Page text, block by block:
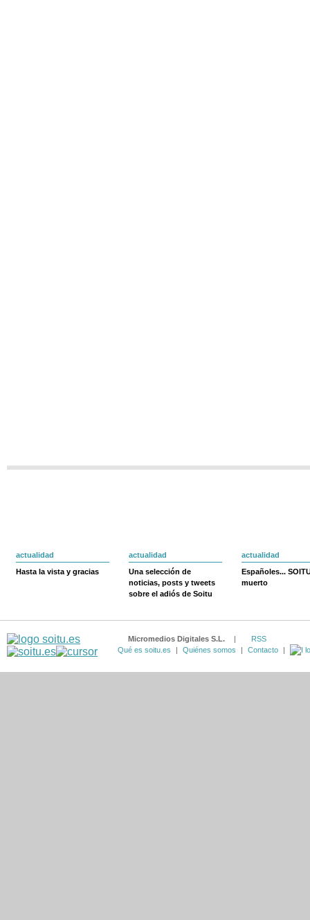
actualidad
Hasta la vista y gracias
actualidad
Una selección de
noticias, posts y tweets
sobre el adiós de Soitu
actualidad
Españoles...
muerto
Micromedios Digitales S.L. |
RSS
Qué es soitu.es
| Quiénes somos | Contacto |